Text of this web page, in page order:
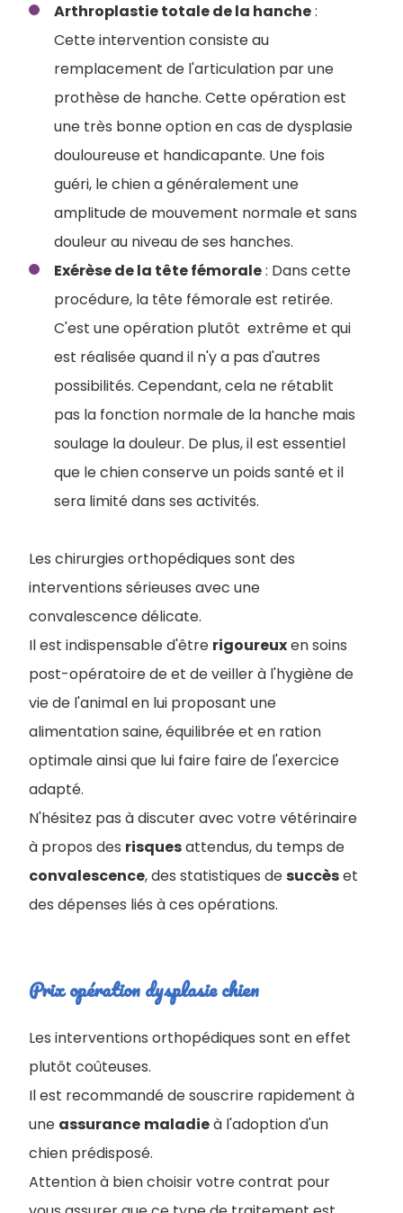
Arthroplastie totale de la hanche:
Cette intervention consiste au
remplacement de l'articulation par une
prothèse de hanche. Cette opération est
une très bonne option en cas de dysplasie
douloureuse et handicapante. Une fois
guéri, le chien a généralement une
amplitude de mouvement normale et sans
douleur au niveau de ses hanches.
Exérèse de la tête fémorale: Dans cette
procédure, la tête fémorale est retirée.
C'est une opération plutôt extrême et qui
est réalisée quand il n'y a pas d'autres
possibilités. Cependant, cela ne rétablit
pas la fonction normale de la hanche mais
soulage la douleur. De plus, il est essentiel
que le chien conserve un poids santé et il
sera limité dans ses activités.
Les chirurgies orthopédiques sont des
interventions sérieuses avec une
convalescence délicate.
Il est indispensable d'être rigoureuxen soins
post-opératoire de et de veiller à l'hygiène de
vie de l'animal en lui proposant une
alimentation saine, équilibrée et en ration
optimale ainsi que lui faire faire de l'exercice
adapté.
N'hésitez pas à discuter avec votre vétérinaire
à propos des risquesattendus, du temps de
convalescence, des statistiques desuccèset
des dépenses liés à ces opérations.
Prix opération dysplasie chien
Les interventions orthopédiques sont en effet
plutôt coûteuses.
Il est recommandé de souscrire rapidement à
une assurance maladieà l'adoption d'un
chien prédisposé.
Attention à bien choisir votre contrat pour